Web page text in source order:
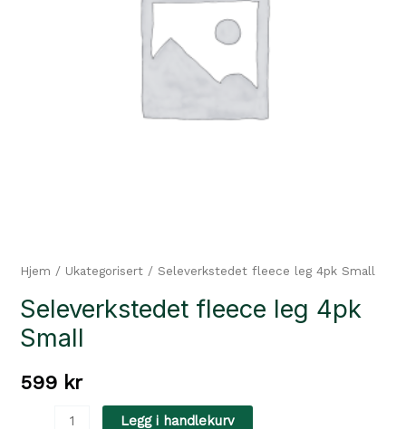
Hjem / Ukategorisert / Seleverkstedet fleece leg 4pk Small
Seleverkstedet fleece leg 4pk
Small
599 kr
Seleverkstedet
Legg i handlekurv